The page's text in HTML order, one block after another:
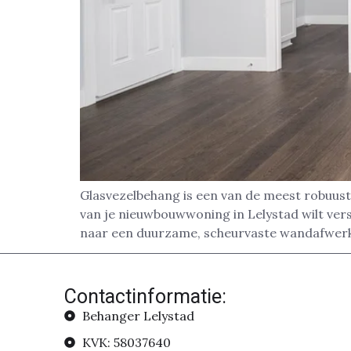
Glasvezelbehang is een van de meest
van je nieuwbouwwoning in Lelystad wilt
naar een duurzame, scheurvaste
Contactinformatie:
Behanger Lelystad
KVK: 58037640